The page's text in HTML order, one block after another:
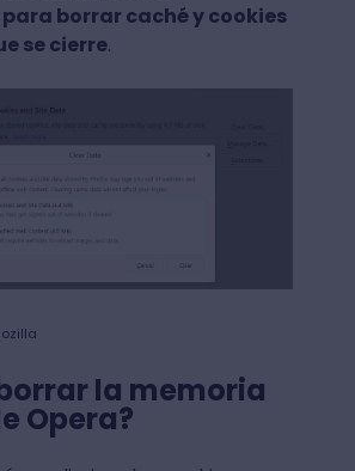
borrar caché y cookies
se cierre.
la memoria
Opera?